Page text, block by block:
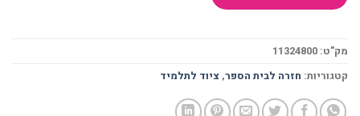
מק"ט:11324800
קטגוריות:חזרה לבית הספר,ציוד לתלמיד